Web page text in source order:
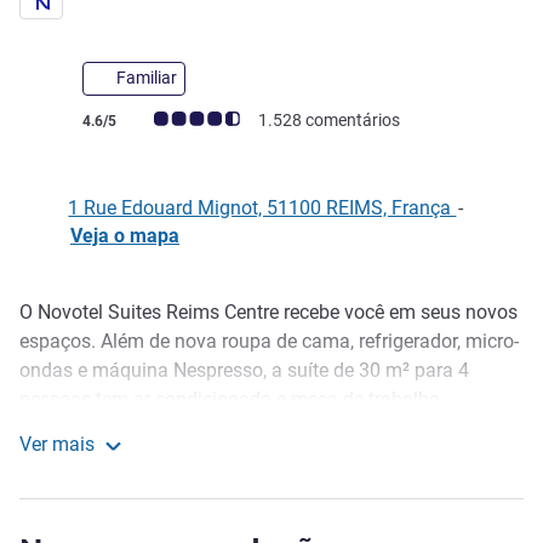
Familiar
Classificação clientes Avis (Classificação ALL)
4.6/5 1.528 comentários
1 Rue Edouard Mignot, 51100 REIMS, França -
Veja o mapa
Descrição
O Novotel Suites Reims Centre recebe você em seus novos
espaços. Além de nova roupa de cama, refrigerador, micro-
ondas e máquina Nespresso, a suíte de 30 m² para 4
hotel. Um buffet de café da manhã aguarda você pela
Ver mais